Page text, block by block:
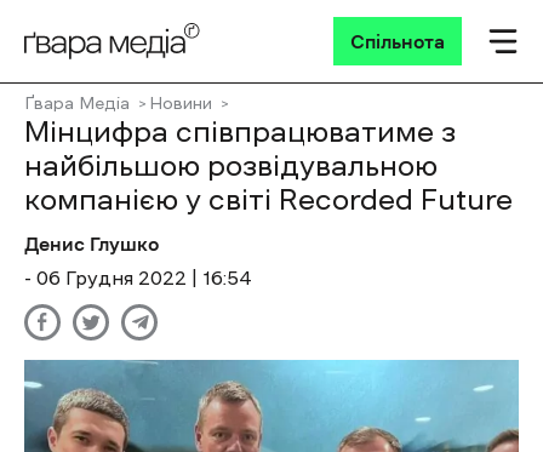
Спільнота
Ґвара Медіа Новини
Мінцифра співпрацюватиме з
найбільшою розвідувальною
компанією у світі Recorded Future
Денис Глушко
- 06 Грудня 2022 | 16:54